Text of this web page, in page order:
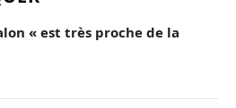
« est très proche de la